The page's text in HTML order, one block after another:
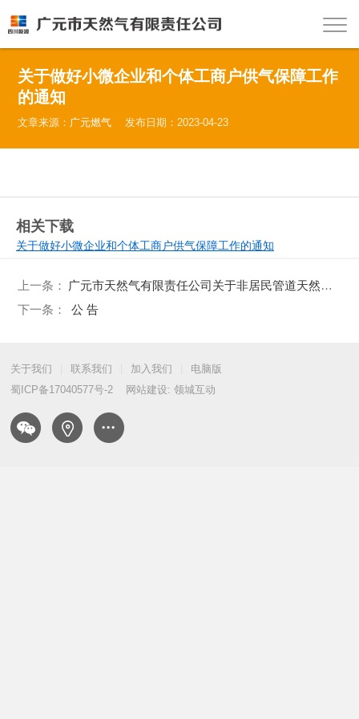
关于做好小微企业和个体工商户供气保障工作
的通知
文章来源： 广元燃气 发布日期：2023-04-23
相关下载
关于做好小微企业和个体工商户供气保障工作的通知
上一条：
广元市天然气有限责任公司关于非居民管道天然气采暖季销售价格的通知
下一条：
公 告
关于我们 联系我们 加入我们
电脑版
蜀ICP备17040577号-2
网站建设: 领城互动